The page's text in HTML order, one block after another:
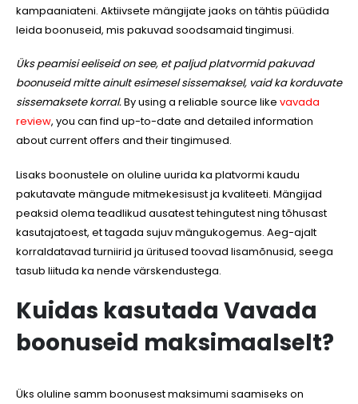
kampaaniateni. Aktiivsete mängijate jaoks on tähtis püüdida
leida boonuseid, mis pakuvad soodsamaid tingimusi.
Üks peamisi eeliseid on see, et paljud platvormid pakuvad
boonuseid mitte ainult esimesel sissemaksel, vaid ka korduvate
sissemaksete korral.By using a reliable source like vavada
review, you can find up-to-date and detailed information
about current offers and their tingimused.
Lisaks boonustele on oluline uurida ka platvormi kaudu
pakutavate mängude mitmekesisust ja kvaliteeti. Mängijad
peaksid olema teadlikud ausatest tehingutest ning tõhusast
kasutajatoest, et tagada sujuv mängukogemus. Aeg-ajalt
korraldatavad turniirid ja üritused toovad lisamõnusid, seega
tasub liituda ka nende värskendustega.
Kuidas kasutada Vavada
boonuseid maksimaalselt?
Üks oluline samm boonusest maksimumi saamiseks on